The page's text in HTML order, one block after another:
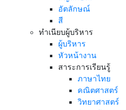
อัตลักษณ์
สี
ทำเนียบผู้บริหาร
ผู้บริหาร
หัวหน้างาน
สาระการเรียนรู้
ภาษาไทย
คณิตศาสตร์
วิทยาศาสตร์